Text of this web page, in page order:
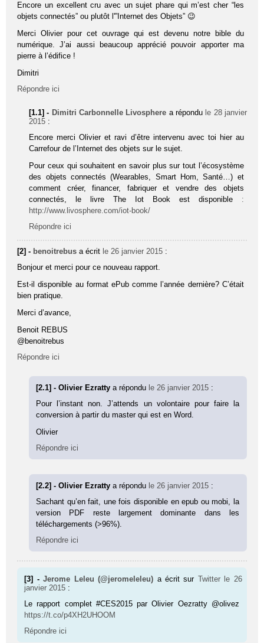
Encore un excellent cru avec un sujet phare qui m’est cher “les
objets connectés” ou plutôt l'”Internet des Objets” 😉
Merci Olivier pour cet ouvrage qui est devenu notre bible du
numérique. J’ai aussi beaucoup apprécié pouvoir apporter ma
pierre à l’édifice !
Dimitri
Répondre ici
[1.1] - Dimitri Carbonnelle Livosphere a répondu le 28 janvier
2015 :
Encore merci Olivier et ravi d’être intervenu avec toi hier au
Carrefour de l’Internet des objets sur le sujet.
Pour ceux qui souhaitent en savoir plus sur tout l’écosystème
des objets connectés (Wearables, Smart Hom, Santé…) et
comment créer, financer, fabriquer et vendre des objets
connectés, le livre The Iot Book est disponible :
http://www.livosphere.com/iot-book/
Répondre ici
[2] - benoitrebus a écrit le 26 janvier 2015 :
Bonjour et merci pour ce nouveau rapport.
Est-il disponible au format ePub comme l’année dernière? C’était
bien pratique.
Merci d’avance,
Benoit REBUS
@benoitrebus
Répondre ici
[2.1] - Olivier Ezrattya répondu le 26 janvier 2015 :
Pour l’instant non. J’attends un volontaire pour faire la
conversion à partir du master qui est en Word.
Olivier
Répondre ici
[2.2] - Olivier Ezrattya répondu le 26 janvier 2015 :
Sachant qu’en fait, une fois disponible en epub ou mobi, la
version PDF reste largement dominante dans les
téléchargements (>96%).
Répondre ici
[3] -Jerome Leleu (@jeromeleleu) a écrit sur Twitter
le 26
janvier 2015 :
Le rapport complet #CES2015 par Olivier Oezratty @olivez
https://t.co/p4XH2UHOOM
Répondre ici